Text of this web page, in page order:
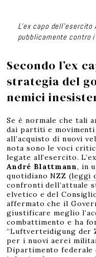
L’ex capo
pubblicamente contro
Secondo l’ex
strategia del
nemici
Se è normale che tali
dai partiti e
all’acquisto di nuovi
nota sono le voci
legate all’esercito.
André Blattmann, in
quotidiano NZZ (leggi
confronti dell’attuale
elvetico e del
affermato che il
giustificare meglio
combattimento e ha
“Luftverteidigung der
per i nuovi aerei
Dipartimento federale